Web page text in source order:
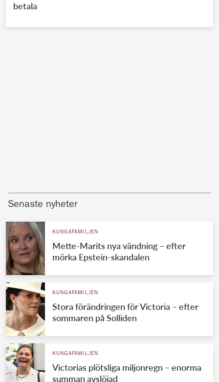
betala
Senaste nyheter
KUNGAFAMILJEN
Mette-Marits nya vändning – efter
mörka Epstein-skandalen
KUNGAFAMILJEN
Stora förändringen för Victoria – efter
sommaren på Solliden
KUNGAFAMILJEN
Victorias plötsliga miljonregn – enorma
summan avslöjad